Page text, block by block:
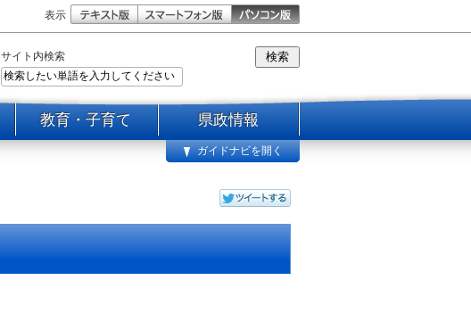
表示
サイト内検索
教育・子育て 県政情報
ガイドナビを開く